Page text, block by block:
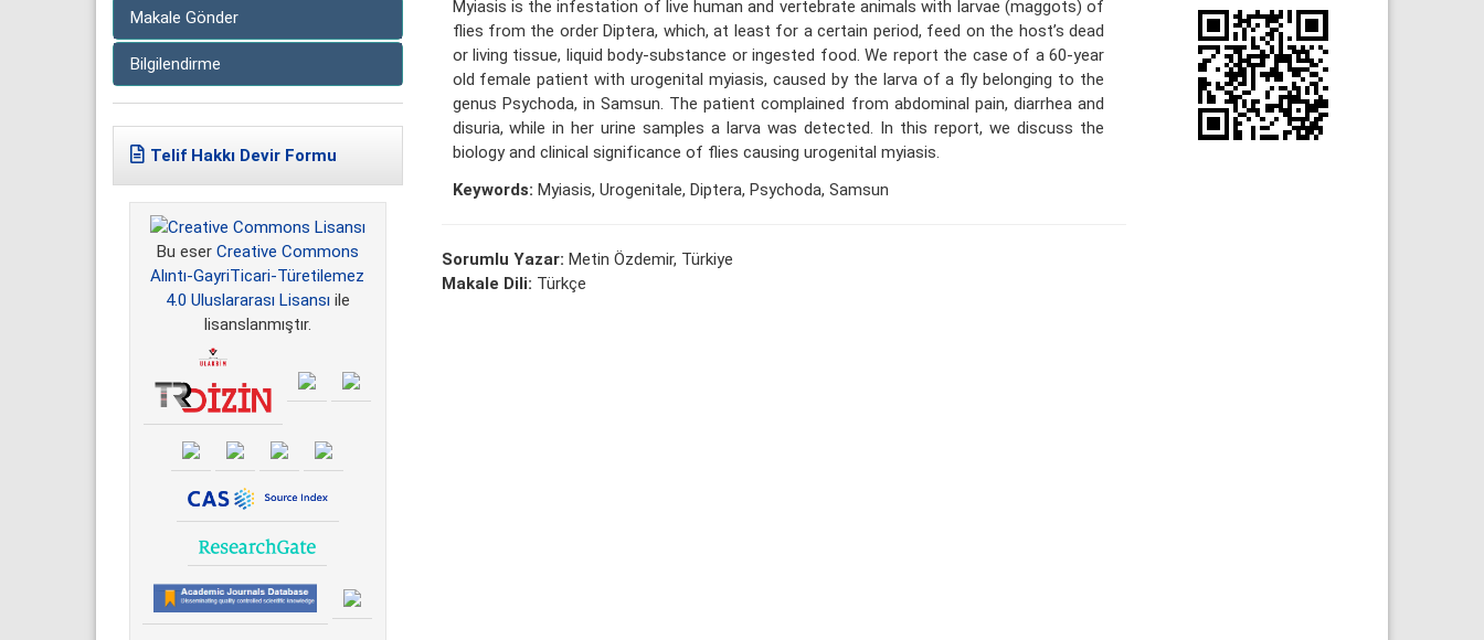
Makale Gönder
Bilgilendirme
Telif Hakkı Devir Formu
Bu eser Creative Commons
Alıntı-GayriTicari-Türetilemez
4.0 Uluslararası Lisansı ile
lisanslanmıştır.
Myiasis is the infestation of live human and vertebrate animals with larvae (maggots) of
flies from the order Diptera, which, at least for a certain period, feed on the host’s dead
or living tissue, liquid body-substance or ingested food. We report the case of a 60-year
old female patient with urogenital myiasis, caused by the larva of a fly belonging to the
genus Psychoda, in Samsun. The patient complained from abdominal pain, diarrhea and
disuria, while in her urine samples a larva was detected. In this report, we discuss the
biology and clinical significance of flies causing urogenital myiasis.
Keywords: Myiasis, Urogenitale, Diptera, Psychoda, Samsun
Sorumlu Yazar: Metin Özdemir, Türkiye
Makale Dili: Türkçe